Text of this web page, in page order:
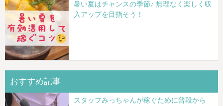
暑い夏はチャンスの季節♪ 無理なく楽しく収
入アップを目指そう！
おすすめ記事
スタッフみっちゃんが稼ぐために普段から